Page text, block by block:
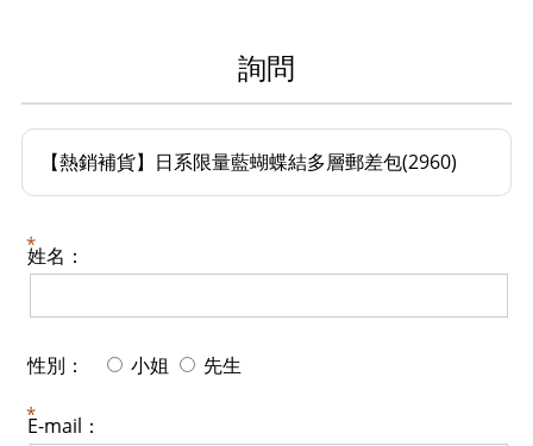
詢問
【熱銷補貨】日系限量藍蝴蝶結多層郵差包(2960)
姓名：
性別： 小姐 先生
E-mail：